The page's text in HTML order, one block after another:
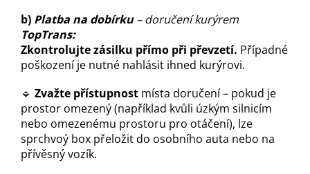
b) Platba na dobírku– doručení kurýrem
TopTrans:
Zkontrolujte zásilku přímo při převzetí. Případné
poškození je nutné nahlásit ihned kurýrovi.
🔹 Zvažte přístupnost místa doručení – pokud je
prostor omezený (například kvůli úzkým silnicím
nebo omezenému prostoru pro otáčení), lze
sprchvoý box přeložit do osobního auta nebo na
přívěsný vozík.